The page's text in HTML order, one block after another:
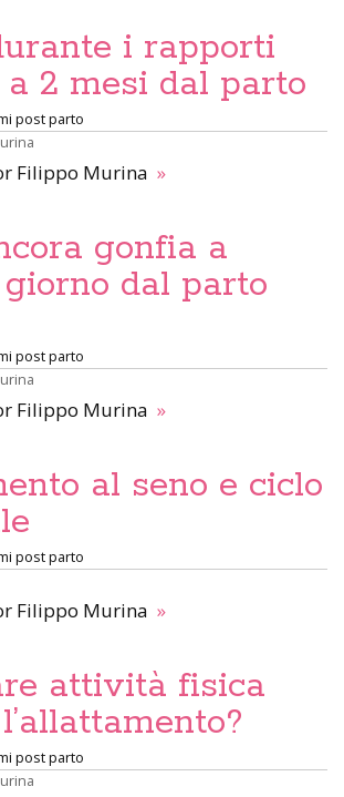
i rapporti
2 mesi dal parto
post parto
Filippo Murina »
gonfia a
dal parto
post parto
Filippo Murina »
al seno e ciclo
post parto
Filippo Murina »
attività fisica
post parto